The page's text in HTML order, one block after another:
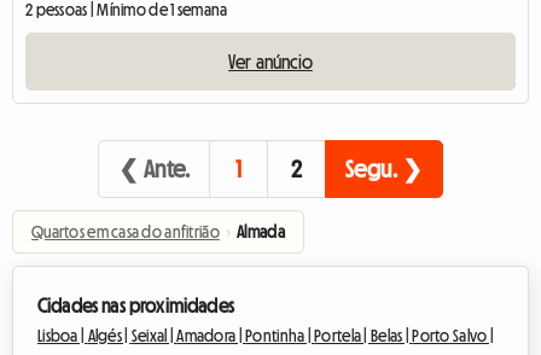
2 pessoas | Mínimo de 1 semana
Ver anúncio
❮ Ante. 1 2 Segu. ❯
Quartos em casa do anfitrião › Almada
Cidades nas proximidades
Lisboa | Algés | Seixal |Amadora | Pontinha | Portela | Belas |
Porto Salvo |